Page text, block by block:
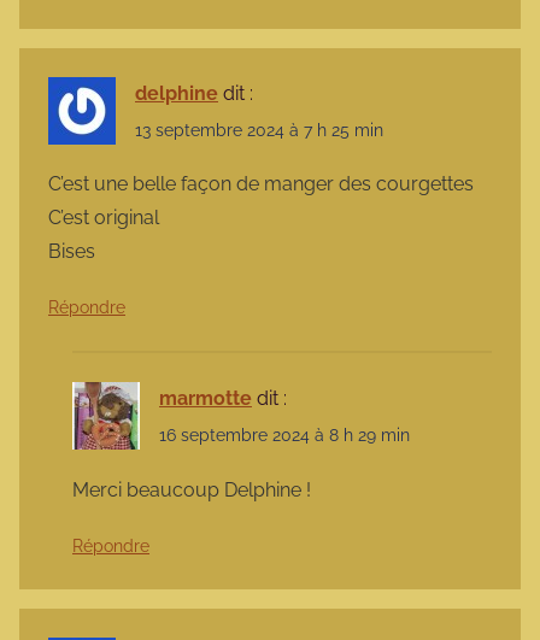
delphine dit :
13 septembre 2024 à 7 h 25 min
C’est une belle façon de manger des courgettes
C’est original
Bises
Répondre
marmotte dit :
16 septembre 2024 à 8 h 29 min
Merci beaucoup Delphine !
Répondre